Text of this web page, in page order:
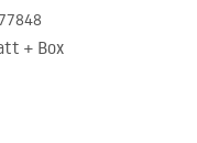
+ Box